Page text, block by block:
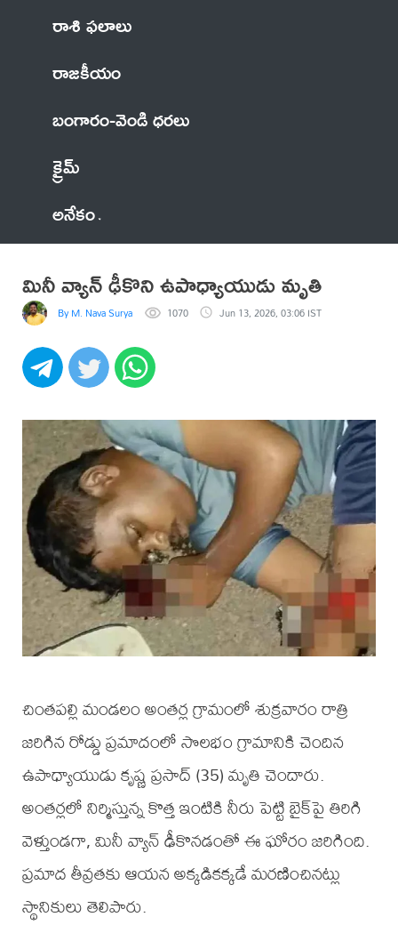
రాశి ఫలాలు
రాజకీయం
బంగారం-వెండి ధరలు
క్రైమ్
అనేకం
మినీ వ్యాన్ ఢీకొని ఉపాధ్యాయుడు మృతి
By M. Nava Surya 1070 Jun 13, 2026, 03:06 IST
చింతపల్లి మండలం అంతర్ల గ్రామంలో శుక్రవారం రాత్రి
జరిగిన రోడ్డు ప్రమాదంలో సొలభం గ్రామానికి చెందిన
ఉపాధ్యాయుడు కృష్ణ ప్రసాద్ (35) మృతి చెందారు.
అంతర్లలో నిర్మిస్తున్న కొత్త ఇంటికి నీరు పెట్టి బైక్‌పై తిరిగి
వెళ్తుండగా, మినీ వ్యాన్ ఢీకొనడంతో ఈ ఘోరం జరిగింది.
ప్రమాద తీవ్రతకు ఆయన అక్కడికక్కడే మరణించినట్లు
స్థానికులు తెలిపారు.